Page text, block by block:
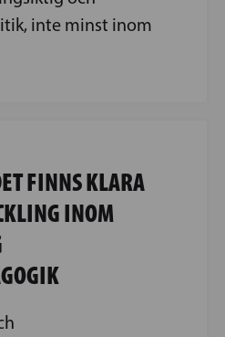
inte minst inom
FINNS KLARA
INOM